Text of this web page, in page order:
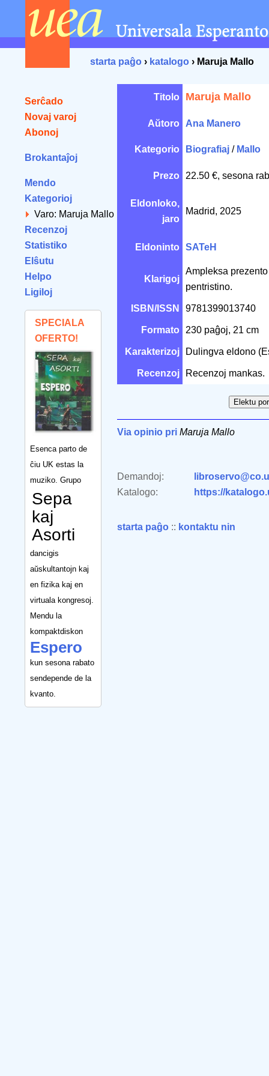
starta paĝo › katalogo › Maruja Mallo
Serĉado
Novaj varoj
Abonoj
Brokantaĵoj
Mendo
Kategorioj
Varo: Maruja Mallo
Recenzoj
Statistiko
Elŝutu
Helpo
Ligiloj
SPECIALA
OFERTO!
Esenca parto de
ĉiu UK estas la
muziko. Grupo
Sepa
kaj
Asorti
dancigis
aŭskultantojn kaj
en fizika kaj en
virtuala kongresoj.
Mendu la
kompaktdiskon
Espero
kun sesona rabato
sendepende de la
kvanto.
Titolo Maruja Mallo
Aŭtoro Ana Manero
Kategorio Biografiaj / Mallo
Prezo 22.50 €, sesona
Eldonloko,
jaro
Madrid, 2025
Eldoninto SATeH
Klarigoj
Ampleksa
pentristino.
ISBN/ISSN 9781399013740
Formato 230 paĝoj, 21 cm
Karakterizoj Dulingva eldono
Recenzoj Recenzoj mankas.
Via opinio pri Maruja Mallo
Demandoj:
Katalogo:
https://
starta paĝo :: kontaktu nin